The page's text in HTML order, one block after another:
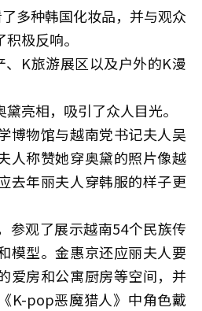
多种韩国化妆品，并与观众
极反响。
K旅游展区以及户外的K漫
亮相，吸引了众人目光。
博物馆与越南党书记夫人吴
人称赞她穿奥黛的照片像越
去年丽夫人穿韩服的样子更
参观了展示越南54个民族传
模型。金惠京还应丽夫人要
爱房和公寓厨房等空间，并
K-pop恶魔猎人》中角色戴